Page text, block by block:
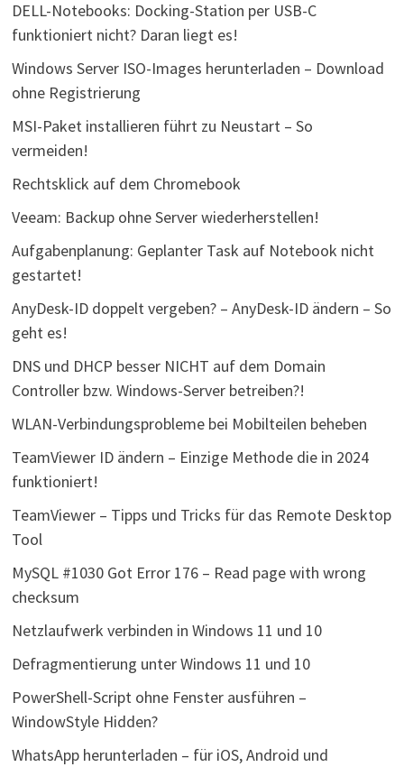
DELL-Notebooks: Docking-Station per USB-C
funktioniert nicht? Daran liegt es!
Windows Server ISO-Images herunterladen – Download
ohne Registrierung
MSI-Paket installieren führt zu Neustart – So
vermeiden!
Rechtsklick auf dem Chromebook
Veeam: Backup ohne Server wiederherstellen!
Aufgabenplanung: Geplanter Task auf Notebook nicht
gestartet!
AnyDesk-ID doppelt vergeben? – AnyDesk-ID ändern – So
geht es!
DNS und DHCP besser NICHT auf dem Domain
Controller bzw. Windows-Server betreiben?!
WLAN-Verbindungsprobleme bei Mobilteilen beheben
TeamViewer ID ändern – Einzige Methode die in 2024
funktioniert!
TeamViewer – Tipps und Tricks für das Remote Desktop
Tool
MySQL #1030 Got Error 176 – Read page with wrong
checksum
Netzlaufwerk verbinden in Windows 11 und 10
Defragmentierung unter Windows 11 und 10
PowerShell-Script ohne Fenster ausführen –
WindowStyle Hidden?
WhatsApp herunterladen – für iOS, Android und